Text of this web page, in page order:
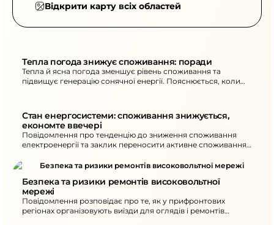
Відкрити карту всіх областей
Тепла погода знижує споживання: поради
Тепла й ясна погода зменшує рівень споживання та
підвищує генерацію сонячної енергії. Пояснюється, коли
Стан енергосистеми: споживання знижується,
економте ввечері
Повідомлення про тенденцію до зниження споживання
електроенергії та заклик переносити активне споживання
знеструмлення в окремих областях унаслідок атак та
Безпека та ризики ремонтів високовольтної
мережі
Повідомлення розповідає про те, як у прифронтових
регіонах організовують виїзди для оглядів і ремонтів